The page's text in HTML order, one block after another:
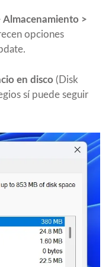
Almacenamiento >
opciones
en disco (Disk
sí puede seguir